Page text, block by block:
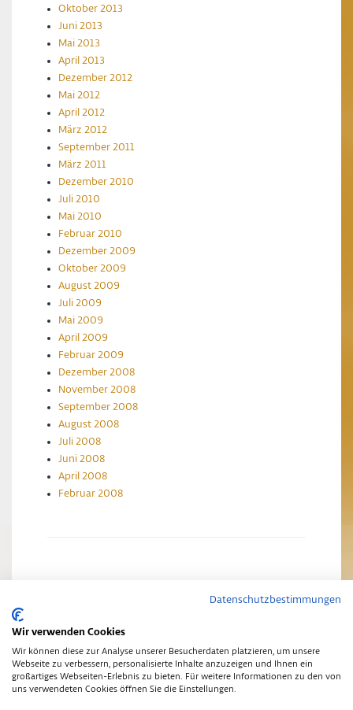
Oktober 2013
Juni 2013
Mai 2013
April 2013
Dezember 2012
Mai 2012
April 2012
März 2012
September 2011
März 2011
Dezember 2010
Juli 2010
Mai 2010
Februar 2010
Dezember 2009
Oktober 2009
August 2009
Juli 2009
Mai 2009
April 2009
Februar 2009
Dezember 2008
November 2008
September 2008
August 2008
Juli 2008
Juni 2008
April 2008
Februar 2008
Datenschutzbestimmungen
Wir verwenden Cookies
Wir können diese zur Analyse unserer Besucherdaten platzieren, um unsere
Webseite zu verbessern, personalisierte Inhalte anzuzeigen und Ihnen ein
großartiges Webseiten-Erlebnis zu bieten. Für weitere Informationen zu den von
uns verwendeten Cookies öffnen Sie die Einstellungen.